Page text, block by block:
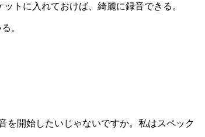
トに入れておけば、綺麗に録音できる。
。
を開始したいじゃないですか。私はスペック